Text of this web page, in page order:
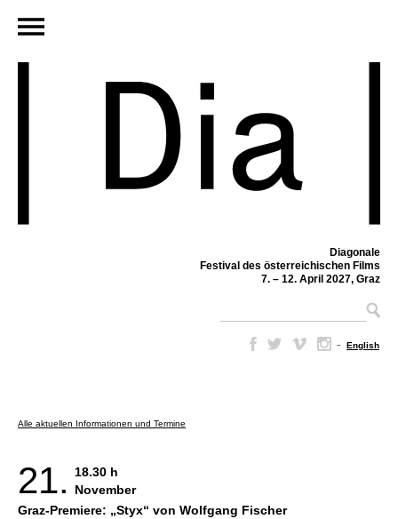
Diagonale
Festival des österreichischen Films
7. – 12. April 2027, Graz
– English
Alle aktuellen Informationen und Termine
21.
18.30 h
November
Graz-Premiere: „Styx“ von Wolfgang Fischer